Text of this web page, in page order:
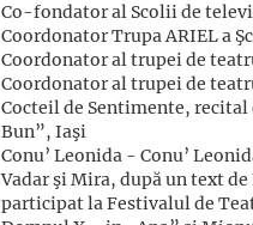
Co-fondator al Scolii de
Coordonator Trupa ARIEL a
Coordonator al trupei de
Coordonator al trupei de
Cocteil de Sentimente, recital
Bun”, Iaşi
Conu’ Leonida - Conu’
Vadar şi Mira, după un text
participat la Festivalul de